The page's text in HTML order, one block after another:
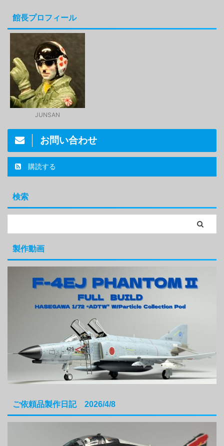
館長プロフィール
JUNSAN
お問い合わせ
購読する
検索
製作動画
ご依頼品製作日記 2026/4/8